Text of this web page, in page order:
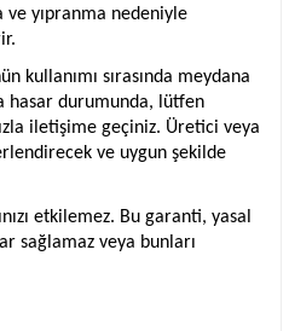
ve yıpranma nedeniyle
kullanımı sırasında meydana
hasar durumunda, lütfen
iletişime geçiniz. Üretici veya
ve uygun şekilde
etkilemez. Bu garanti, yasal
sağlamaz veya bunları